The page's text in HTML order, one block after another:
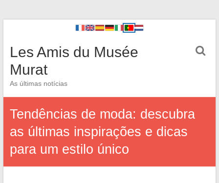
Les Amis du Musée
Murat
As últimas notícias
Tendências de moda: descubra
as últimas inspirações e dicas
para um estilo único